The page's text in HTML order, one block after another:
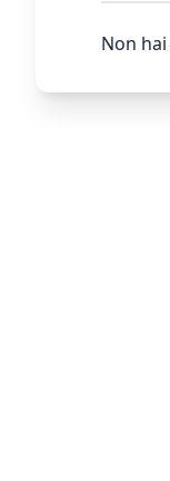
Non